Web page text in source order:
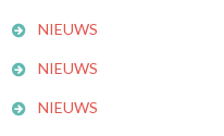
NIEUWS
NIEUWS
NIEUWS